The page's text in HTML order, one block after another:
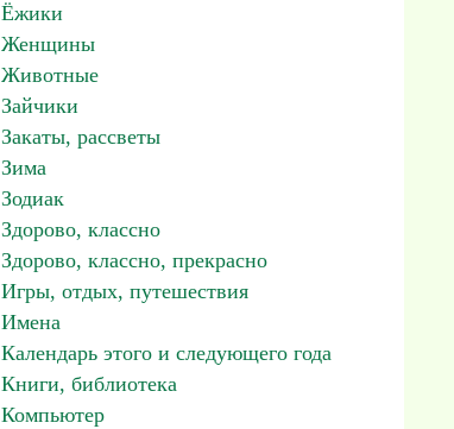
Ёжики
Женщины
Животные
Зайчики
Закаты, рассветы
Зима
Зодиак
Здорово, классно
Здорово, классно, прекрасно
Игры, отдых, путешествия
Имена
Календарь этого и следующего года
Книги, библиотека
Компьютер